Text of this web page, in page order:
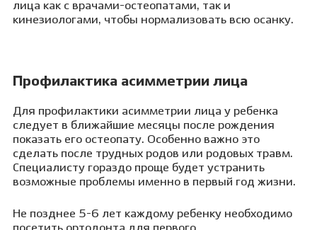
лица как с врачами-остеопатами, так и
кинезиологами, чтобы нормализовать всю осанку.
Профилактика асимметрии лица
Для профилактики асимметрии лица у ребенка
следует в ближайшие месяцы после рождения
показать его остеопату. Особенно важно это
сделать после трудных родов или родовых травм.
Специалисту гораздо проще будет устранить
возможные проблемы именно в первый год жизни.
Не позднее 5-6 лет каждому ребенку необходимо